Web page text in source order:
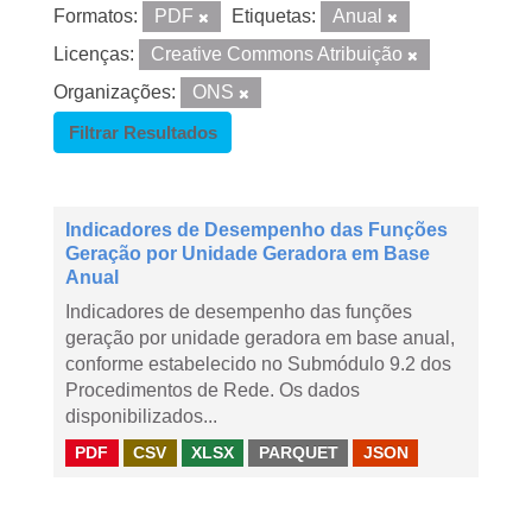
Formatos: PDF Etiquetas:
Anual
Licenças:
Creative Commons Atribuição
Organizações:
ONS
Filtrar Resultados
Indicadores de Desempenho das Funções
Geração por Unidade Geradora em Base
Anual
Indicadores de desempenho das funções
geração por unidade geradora em base anual,
conforme estabelecido no Submódulo 9.2 dos
Procedimentos de Rede. Os dados
disponibilizados...
PDF CSV XLSX PARQUET JSON